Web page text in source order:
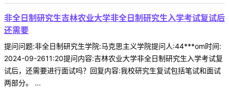
非全日制研究生吉林农业大学非全日制研究生入学考试复试后
还需要
提问问题:非全日制研究生学院:马克思主义学院提问人:44***om时间:
2024-09-2611:20提问内容:吉林农业大学非全日制研究生入学考试复
试后，还需要进行面试吗？回复内容:我校研究生复试包括笔试和面试
两部分。 ...